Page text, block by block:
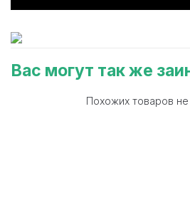
Вас могут так же
Похожих товаров